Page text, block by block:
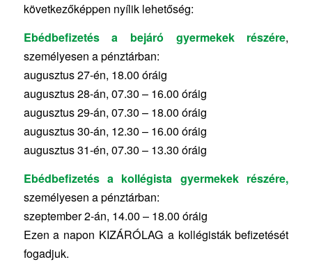
következőképpen nyílik lehetőség:
Ebédbefizetés a bejáró gyermekek részére,
személyesen a pénztárban:
augusztus 27-én, 18.00 óráig
augusztus 28-án, 07.30 – 16.00 óráig
augusztus 29-án, 07.30 – 18.00 óráig
augusztus 30-án, 12.30 – 16.00 óráig
augusztus 31-én, 07.30 – 13.30 óráig
Ebédbefizetés a kollégista gyermekek részére,
személyesen a pénztárban:
szeptember 2-án, 14.00 – 18.00 óráig
Ezen a napon KIZÁRÓLAG a kollégisták befizetését
fogadjuk.